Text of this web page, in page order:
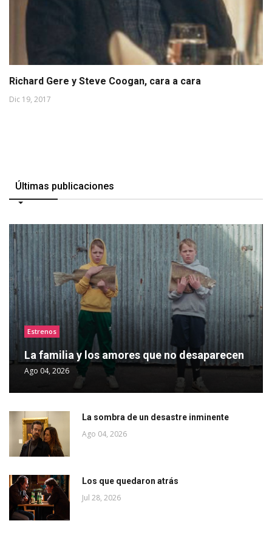
Richard Gere y Steve Coogan, cara a cara
Dic 19, 2017
Últimas publicaciones
Estrenos
La familia y los amores que no desaparecen
Ago 04, 2026
La sombra de un desastre inminente
Ago 04, 2026
Los que quedaron atrás
Jul 28, 2026